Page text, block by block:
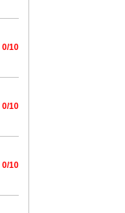
0/10
0/10
0/10